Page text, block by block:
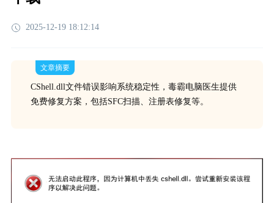
2025-12-19 18:12:14
文章摘要
CShell.dll文件错误影响系统稳定性，毒霸电脑医生提供
免费修复方案，包括SFC扫描、注册表修复等。